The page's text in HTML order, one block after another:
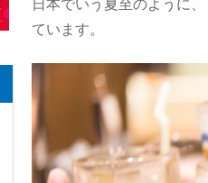
日本でいう夏至のように、
ています。